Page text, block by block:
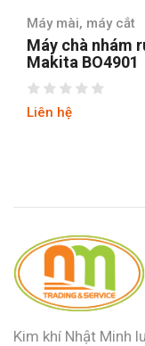
Máy mài, máy cắt
Máy chà nhám
Makita BO4901
Liên hệ
Kim khí Nhật Minh